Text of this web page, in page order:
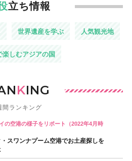
立ち情報
世界遺産を学ぶ 人気観光地
楽しむアジアの国
KING
間ランキング
の空港の様子をリポート（2022年4月時
スワンナプーム空港でお土産探しを